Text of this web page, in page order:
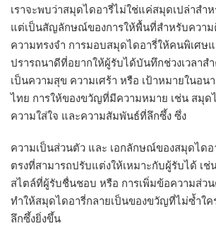
เราจะพบว่าสมุดไดอารี่ไม่ใช่แค่สมุดเปล่าสำ
แต่เป็นสัญลักษณ์ของการให้พื้นที่สำหรับควา
ความทรงจำ การมอบสมุดไดอารี่ให้คนพิเศษ
ปรารถนาดีที่อยากให้ผู้รับได้บันทึกช่วงเวลาส
เป็นความสุข ความเศร้า หรือ เป้าหมายในอ
ไทย การให้ของขวัญที่มีความหมาย เช่น สมุด
ความใส่ใจ และความสัมพันธ์ที่ลึกซึ้ง ซึ่ง
ความเป็นส่วนตัว และ เอกลักษณ์ของสมุดได
ตรงที่สามารถปรับแต่งให้เหมาะกับผู้รับได้ เช่
สไตล์ที่ผู้รับชื่นชอบ หรือ การเพิ่มข้อความส่ว
ทำให้สมุดไดอารี่กลายเป็นของขวัญที่ไม่ซ้ำใ
ลึกซึ้งยิ่งขึ้น